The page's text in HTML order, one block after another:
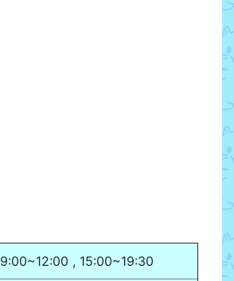
9:00~12:00 , 15:00~19:30